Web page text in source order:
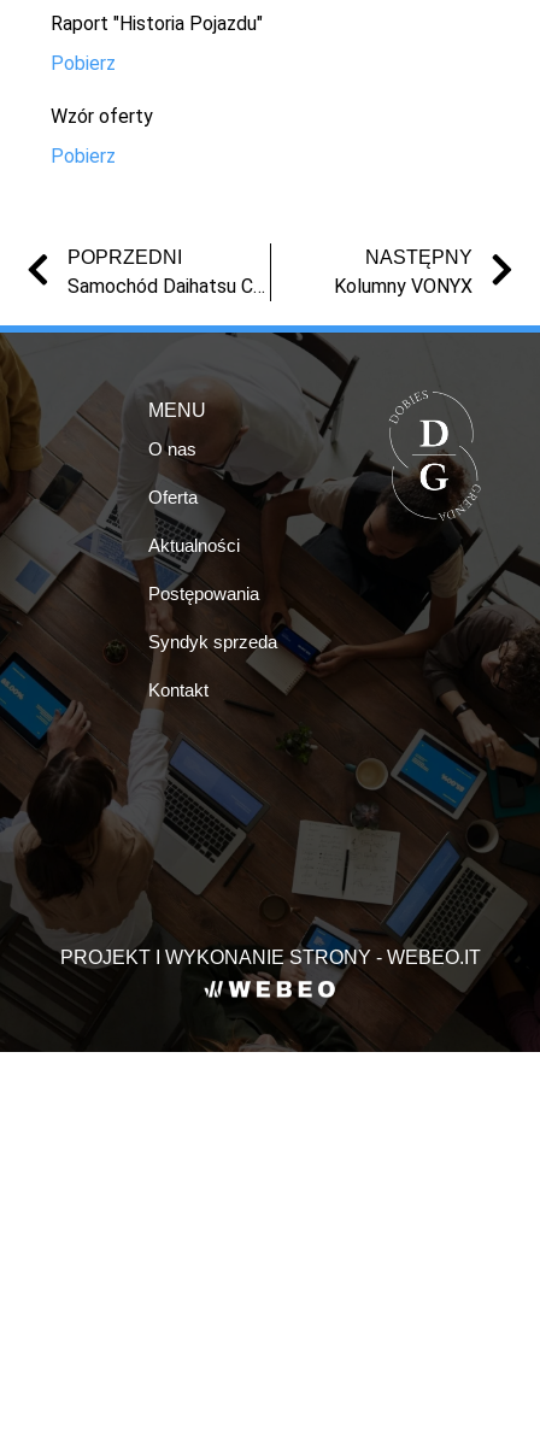
Raport "Historia Pojazdu"
Pobierz
Wzór oferty
Pobierz
POPRZEDNI
Samochód Daihatsu Cuore z 2003 r.
NASTĘPNY
Kolumny VONYX
MENU
O nas
Oferta
Aktualności
Postępowania
Syndyk sprzeda
Kontakt
PROJEKT I WYKONANIE STRONY - WEBEO.IT